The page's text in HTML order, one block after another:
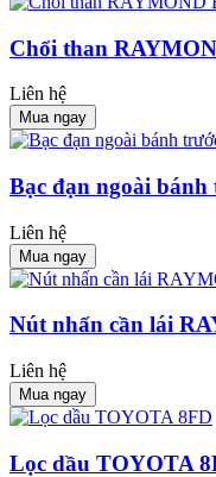
Chổi than
Liên hệ
Mua ngay
Bạc đạn ngoài
Liên hệ
Mua ngay
Nút nhấn cần lái
Liên hệ
Mua ngay
Lọc dầu TOYOTA